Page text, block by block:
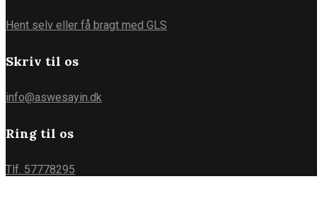
Hent selv eller få bragt med GLS
Skriv til os
info@aswesayin.dk
Ring til os
Tlf. 57778295